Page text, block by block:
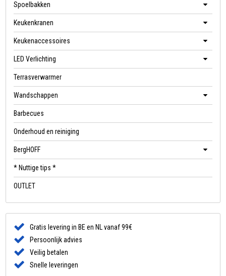
Spoelbakken
Keukenkranen
Keukenaccessoires
LED Verlichting
Terrasverwarmer
Wandschappen
Barbecues
Onderhoud en reiniging
BergHOFF
* Nuttige tips *
OUTLET
Gratis levering in BE en NL vanaf 99€
Persoonlijk advies
Veilig betalen
Snelle leveringen